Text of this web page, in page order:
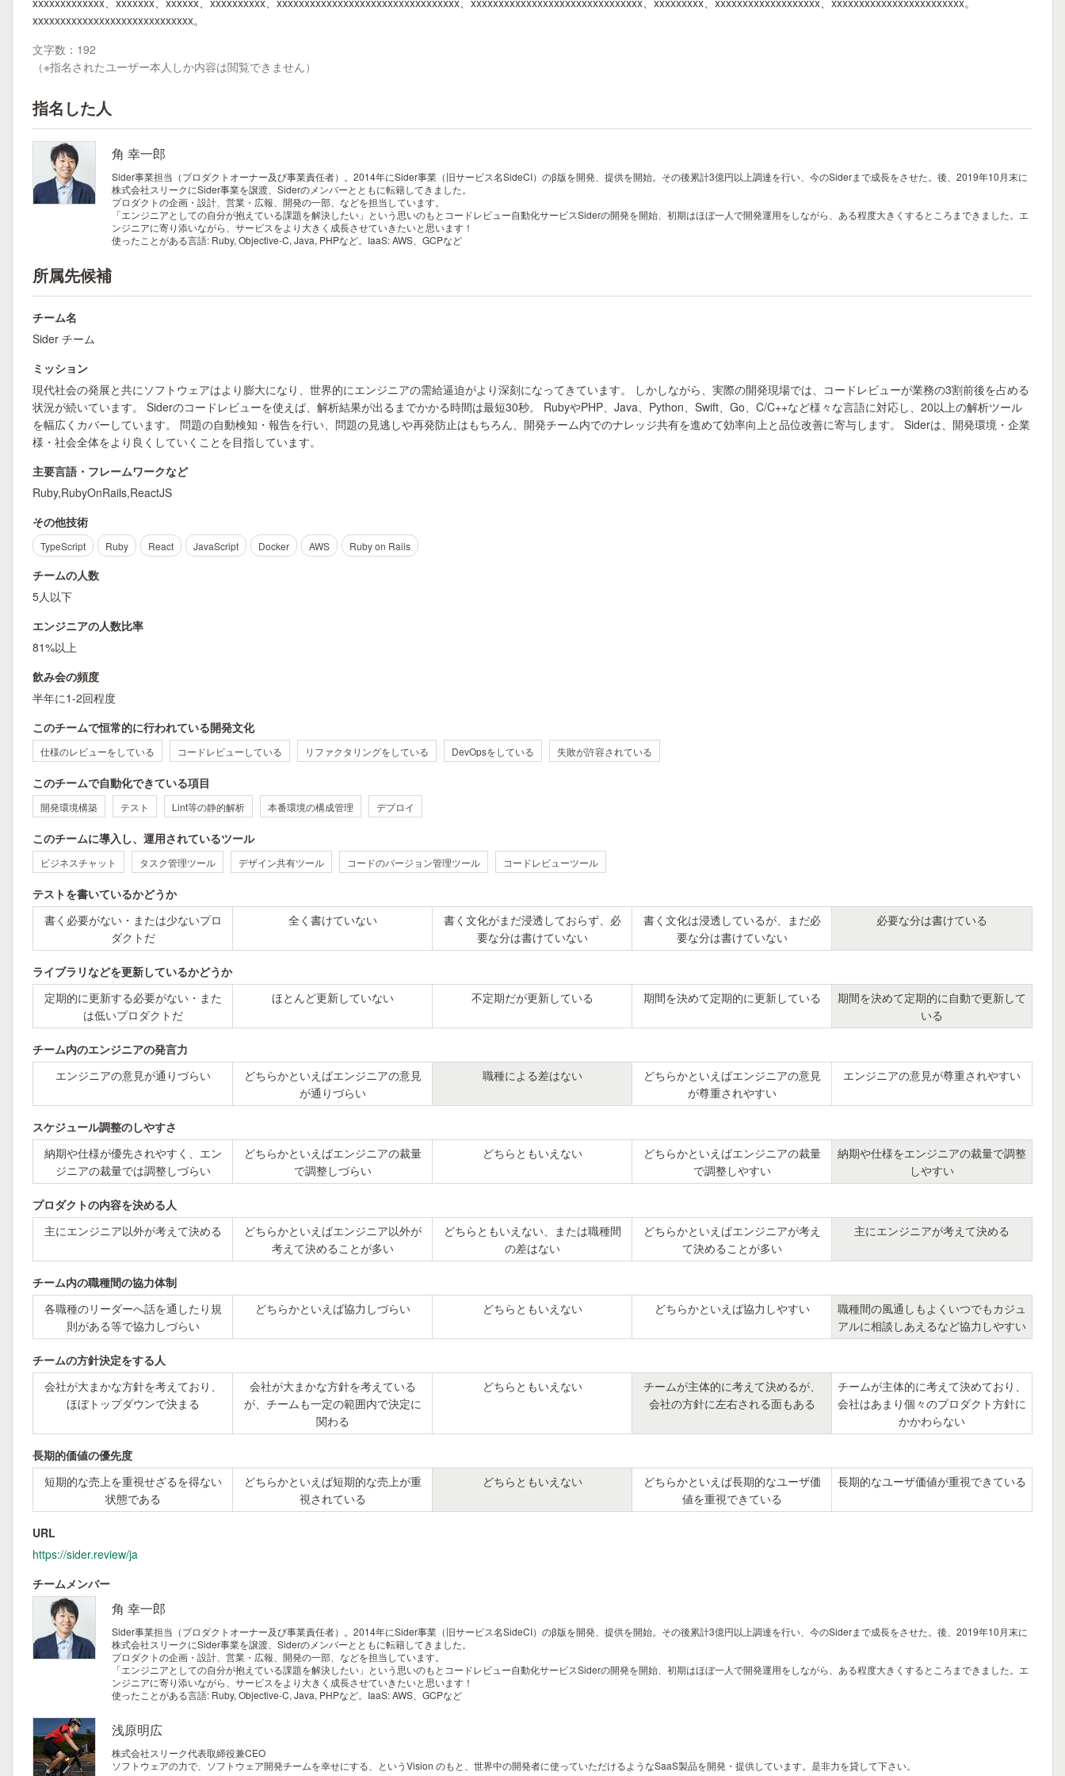
xxxxxxxxxxxxxxxxxxxxxxxxxxxxx。
文字数：192
（※指名されたユーザー本人しか内容は閲覧できません）
指名した人
角 幸一郎
Sider事業担当（プロダクトオーナー及び事業責任者）。2014年にSider事業（旧サービス名SideCI）のβ版を開発、提供を開始。その後累計3億円以上調達を行い、今のSiderまで成長をさせた。後、2019年10月末に
株式会社スリークにSider事業を譲渡、Siderのメンバーとともに転籍してきました。
プロダクトの企画・設計、営業・広報、開発の一部、などを担当しています。
「エンジニアとしての自分が抱えている課題を解決したい」という思いのもとコードレビュー自動化サービスSiderの開発を開始、初期はほぼ一人で開発運用をしながら、ある程度大きくするところまできました。エ
ンジニアに寄り添いながら、サービスをより大きく成長させていきたいと思います！
使ったことがある言語: Ruby, Objective-C, Java, PHPなど。IaaS: AWS、GCPなど
所属先候補
チーム名
Sider チーム
ミッション
現代社会の発展と共にソフトウェアはより膨大になり、世界的にエンジニアの需給逼迫がより深刻になってきています。 しかしながら、実際の開発現場では、コードレビューが業務の3割前後を占める
状況が続いています。 Siderのコードレビューを使えば、解析結果が出るまでかかる時間は最短30秒。 RubyやPHP、Java、Python、Swift、Go、C/C++など様々な言語に対応し、20以上の解析ツール
を幅広くカバーしています。 問題の自動検知・報告を行い、問題の見逃しや再発防止はもちろん、開発チーム内でのナレッジ共有を進めて効率向上と品位改善に寄与します。 Siderは、開発環境・企業
様・社会全体をより良くしていくことを目指しています。
主要言語・フレームワークなど
Ruby,RubyOnRails,ReactJS
その他技術
TypeScript Ruby React JavaScript Docker AWS Ruby on Rails
チームの人数
5人以下
エンジニアの人数比率
81%以上
飲み会の頻度
半年に1-2回程度
このチームで恒常的に行われている開発文化
仕様のレビューをしている コードレビューしている リファクタリングをしている DevOpsをしている 失敗が許容されている
このチームで自動化できている項目
開発環境構築 テスト Lint等の静的解析 本番環境の構成管理 デプロイ
このチームに導入し、運用されているツール
ビジネスチャット タスク管理ツール デザイン共有ツール コードのバージョン管理ツール コードレビューツール
テストを書いているかどうか
書く必要がない・または少ないプロ
ダクトだ
全く書けていない
書く文化がまだ浸透しておらず、必
要な分は書けていない
書く文化は浸透しているが、まだ必
要な分は書けていない
必要な分は書けている
ライブラリなどを更新しているかどうか
定期的に更新する必要がない・また
は低いプロダクトだ
ほとんど更新していない 不定期だが更新している 期間を決めて定期的に更新している
期間を決めて定期的に自動で更新して
いる
チーム内のエンジニアの発言力
エンジニアの意見が通りづらい
どちらかといえばエンジニアの意見
が通りづらい
職種による差はない
どちらかといえばエンジニアの意見
が尊重されやすい
エンジニアの意見が尊重されやすい
スケジュール調整のしやすさ
納期や仕様が優先されやすく、エン
ジニアの裁量では調整しづらい
どちらかといえばエンジニアの裁量
で調整しづらい
どちらともいえない
どちらかといえばエンジニアの裁量
で調整しやすい
納期や仕様をエンジニアの裁量で調整
しやすい
プロダクトの内容を決める人
主にエンジニア以外が考えて決める
どちらかといえばエンジニア以外が
考えて決めることが多い
どちらともいえない、または職種間
の差はない
どちらかといえばエンジニアが考え
て決めることが多い
主にエンジニアが考えて決める
チーム内の職種間の協力体制
各職種のリーダーへ話を通したり規
則がある等で協力しづらい
どちらかといえば協力しづらい どちらともいえない どちらかといえば協力しやすい
職種間の風通しもよくいつでもカジュ
アルに相談しあえるなど協力しやすい
チームの方針決定をする人
会社が大まかな方針を考えており、
ほぼトップダウンで決まる
会社が大まかな方針を考えている
が、チームも一定の範囲内で決定に
関わる
どちらともいえない
チームが主体的に考えて決めるが、
会社の方針に左右される面もある
チームが主体的に考えて決めており、
会社はあまり個々のプロダクト方針に
かかわらない
長期的価値の優先度
短期的な売上を重視せざるを得ない
状態である
どちらかといえば短期的な売上が重
視されている
どちらともいえない
どちらかといえば長期的なユーザ価
値を重視できている
長期的なユーザ価値が重視できている
URL
https://sider.review/ja
チームメンバー
角 幸一郎
Sider事業担当（プロダクトオーナー及び事業責任者）。2014年にSider事業（旧サービス名SideCI）のβ版を開発、提供を開始。その後累計3億円以上調達を行い、今のSiderまで成長をさせた。後、2019年10月末に
株式会社スリークにSider事業を譲渡、Siderのメンバーとともに転籍してきました。
プロダクトの企画・設計、営業・広報、開発の一部、などを担当しています。
「エンジニアとしての自分が抱えている課題を解決したい」という思いのもとコードレビュー自動化サービスSiderの開発を開始、初期はほぼ一人で開発運用をしながら、ある程度大きくするところまできました。エ
ンジニアに寄り添いながら、サービスをより大きく成長させていきたいと思います！
使ったことがある言語: Ruby, Objective-C, Java, PHPなど。IaaS: AWS、GCPなど
浅原明広
株式会社スリーク代表取締役兼CEO
ソフトウェアの力で、ソフトウェア開発チームを幸せにする、というVision のもと、世界中の開発者に使っていただけるようなSaaS製品を開発・提供しています。是非力を貸して下さい。